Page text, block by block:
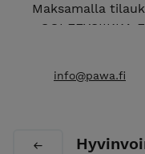
Maksamalla
Maksamalla
kerätyt tiedot
info@pawa.fi